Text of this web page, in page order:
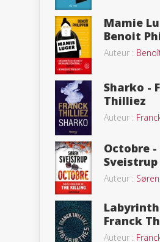
Mamie
Benoit
Auteur :
Sharko -
Thilliez
Auteur :
Octobre -
Sveistrup
Auteur :
Franck
Auteur :